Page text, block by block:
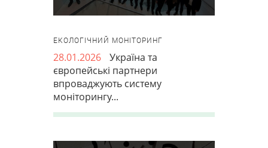
ЕКОЛОГІЧНИЙ МОНІТОРИНГ
28.01.2026
Україна та
європейські партнери
впроваджують систему
моніторингу...